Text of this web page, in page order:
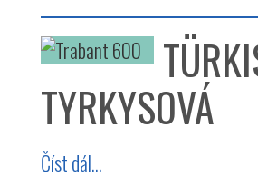
TYRKYSOVÁ
Číst dál...